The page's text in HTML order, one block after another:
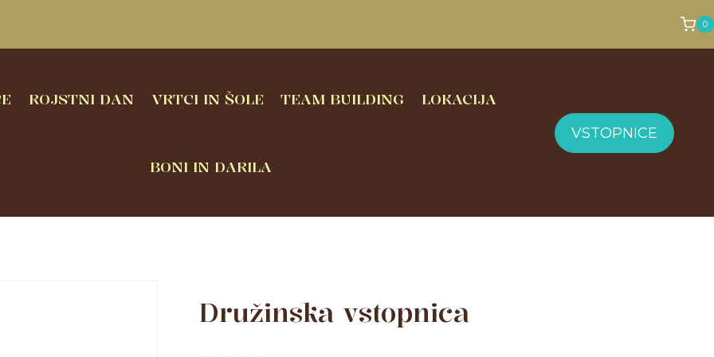
0
ROJSTNI DAN VRTCI IN ŠOLE TEAM BUILDING LOKACIJA
BONI IN DARILA
VSTOPNICE
Družinska vstopnica